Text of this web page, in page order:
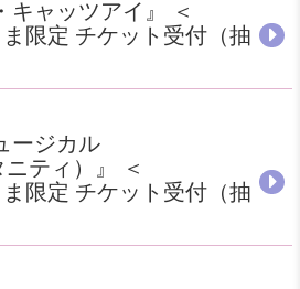
キャッツアイ』 ＜
限定 チケット受付（抽
ージカル
ニティ）』 ＜
限定 チケット受付（抽